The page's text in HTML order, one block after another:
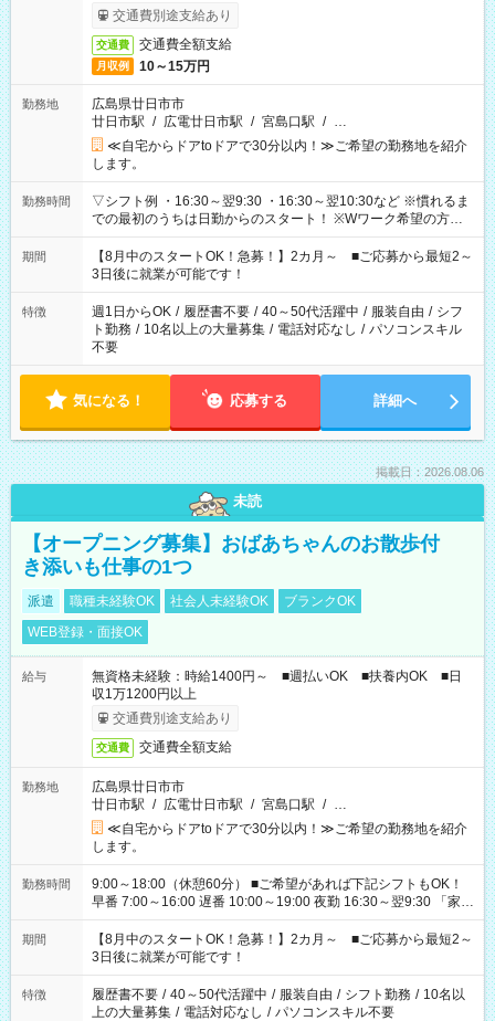
交通費別途支給あり
交通費 交通費全額支給
月収例 10～15万円
勤務地
広島県廿日市市
廿日市駅 / 広電廿日市駅 / 宮島口駅 / …
≪自宅からドアtoドアで30分以内！≫ご希望の勤務地を紹介
します。
勤務時間
▽シフト例 ・16:30～翌9:30 ・16:30～翌10:30など ※慣れるま
での最初のうちは日勤からのスタート！ ※Wワーク希望の方へ
今ご覧のお仕事で希望する勤務時間と、もう1つのお仕事の勤務
時間。 合計で週40時間を超える場合は応募できません。
期間
【8月中のスタートOK！急募！】2カ月～ ■ご応募から最短2～
3日後に就業が可能です！
特徴 週1日からOK / 履歴書不要 / 40～50代活躍中 / 服装自由 / シフ
ト勤務 / 10名以上の大量募集 / 電話対応なし / パソコンスキル
不要
気になる！ 応募する 詳細へ
掲載日：2026.08.06
未読
【オープニング募集】おばあちゃんのお散歩付
き添いも仕事の1つ
派遣 職種未経験OK 社会人未経験OK
ブランクOK
WEB登録・面接OK
給与
無資格未経験：時給1400円～ ■週払いOK ■扶養内OK ■日
収1万1200円以上
交通費別途支給あり
交通費 交通費全額支給
勤務地
広島県廿日市市
廿日市駅 / 広電廿日市駅 / 宮島口駅 / …
≪自宅からドアtoドアで30分以内！≫ご希望の勤務地を紹介
します。
勤務時間
9:00～18:00（休憩60分） ■ご希望があれば下記シフトもOK！
早番 7:00～16:00 遅番 10:00～19:00 夜勤 16:30～翌9:30 「家族
と休みを合わせたい」 「余裕を持って夕飯の準備がしたい」
「できれば残業はしたくない」 など、ご希望を教えてください
ね。 ※Wワーク希望の方へ 今ご覧のお仕事で希望する勤務時間
と、もう1つのお仕事の勤務時間。 合計で週40時間を超える場
合は応募できません。
期間
【8月中のスタートOK！急募！】2カ月～ ■ご応募から最短2～
3日後に就業が可能です！
特徴 履歴書不要 / 40～50代活躍中 / 服装自由 / シフト勤務 / 10名以
上の大量募集 / 電話対応なし / パソコンスキル不要